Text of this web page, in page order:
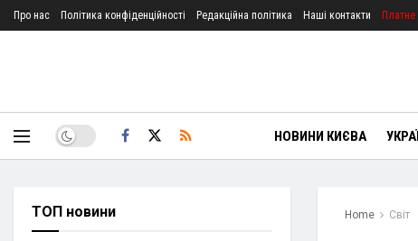
Про нас Політика конфіденційності Редакційна політика Наші контакти Платне
НОВИНИ КИЄВА
Home Світ
ТОП новини